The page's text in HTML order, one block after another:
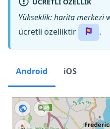
Yükseklik: harita merkezi
ücretli özelliktir
.
Android iOS